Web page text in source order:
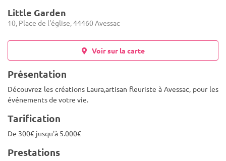
Little Garden
10, Place de l'église, 44460 Avessac
Voir sur la carte
Présentation
Découvrez les créations Laura,artisan fleuriste à Avessac, pour les
événements de votre vie.
Tarification
De 300€ jusqu'à 5.000€
Prestations